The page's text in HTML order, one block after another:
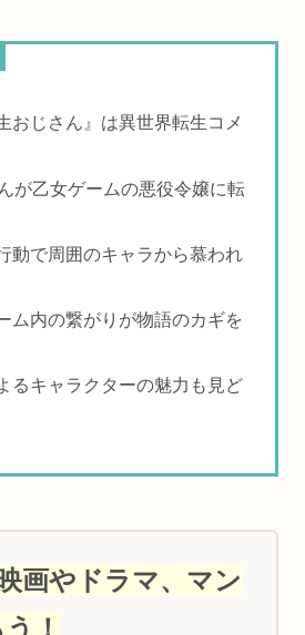
おじさん』は異世界転生コメ
が乙女ゲームの悪役令嬢に転
動で周囲のキャラから慕われ
ム内の繋がりが物語のカギを
るキャラクターの魅力も見ど
画やドラマ、マン
！